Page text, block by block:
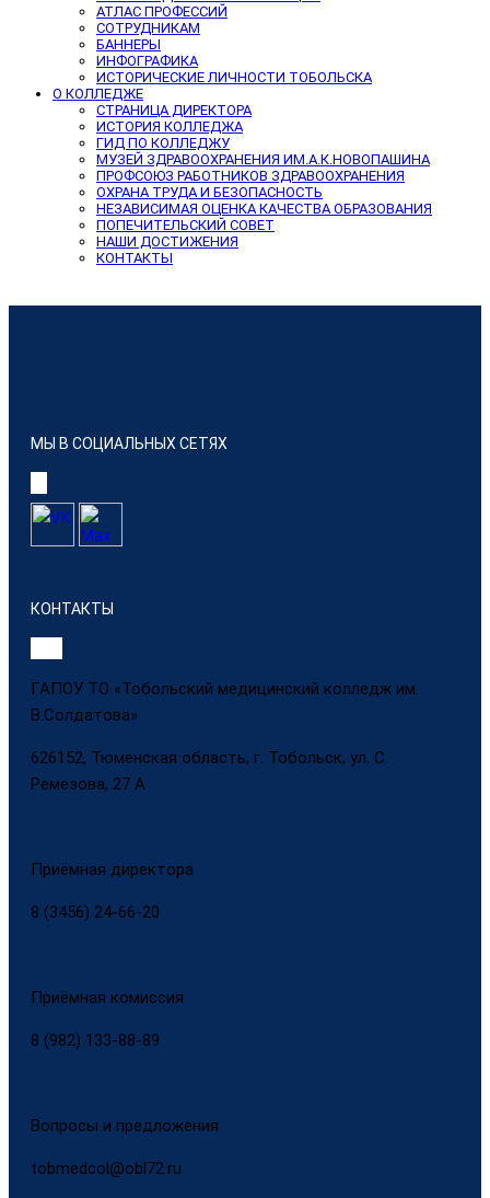
АТЛАС ПРОФЕССИЙ
СОТРУДНИКАМ
БАННЕРЫ
ИНФОГРАФИКА
ИСТОРИЧЕСКИЕ ЛИЧНОСТИ ТОБОЛЬСКА
О КОЛЛЕДЖЕ
СТРАНИЦА ДИРЕКТОРА
ИСТОРИЯ КОЛЛЕДЖА
ГИД ПО КОЛЛЕДЖУ
МУЗЕЙ ЗДРАВООХРАНЕНИЯ ИМ.А.К.НОВОПАШИНА
ПРОФСОЮЗ РАБОТНИКОВ ЗДРАВООХРАНЕНИЯ
ОХРАНА ТРУДА И БЕЗОПАСНОСТЬ
НЕЗАВИСИМАЯ ОЦЕНКА КАЧЕСТВА ОБРАЗОВАНИЯ
ПОПЕЧИТЕЛЬСКИЙ СОВЕТ
НАШИ ДОСТИЖЕНИЯ
КОНТАКТЫ
МЫ В СОЦИАЛЬНЫХ СЕТЯХ
КОНТАКТЫ
ГАПОУ ТО «Тобольский медицинский колледж им.
В.Солдатова»
626152, Тюменская область, г. Тобольск, ул. С.
Ремезова, 27 А
Приёмная директора
8 (3456) 24-66-20
Приёмная комиссия
8 (982) 133-88-89
Вопросы и предложения
tobmedcol@obl72.ru